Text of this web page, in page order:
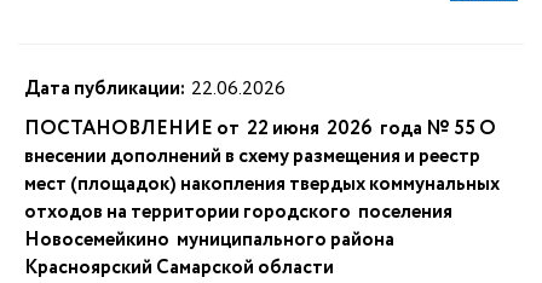
Дата публикации: 22.06.2026
ПОСТАНОВЛЕНИЕ от 22 июня 2026 года № 55 О
внесении дополнений в схему размещения и реестр
мест (площадок) накопления твердых коммунальных
отходов на территории городского поселения
Новосемейкино муниципального района
Красноярский Самарской области